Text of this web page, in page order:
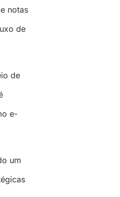
notas
de
de
e-
um